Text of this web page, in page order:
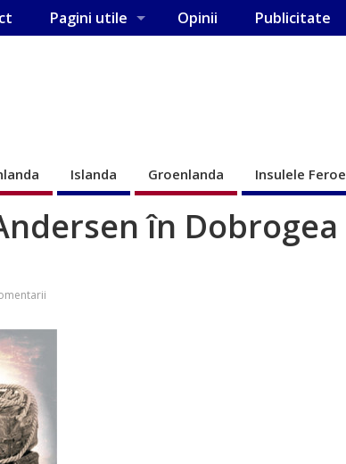
Pagini utile Opinii Publicitate
Islanda Groenlanda Insulele Feroe
în Dobrogea